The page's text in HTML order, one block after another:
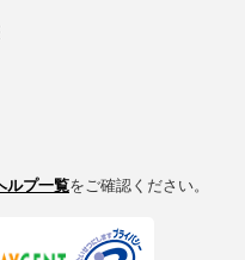
ルプ一覧をご確認ください。